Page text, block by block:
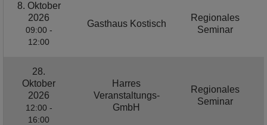
8. Oktober
2026
09:00 -
12:00
Gasthaus Kostisch
Regionales
Seminar
28.
Oktober
2026
12:00 -
16:00
Harres
Veranstaltungs-
GmbH
Regionales
Seminar